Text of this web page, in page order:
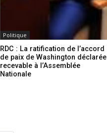
Politique
RDC : La ratification de l’accord
de paix de Washington déclarée
recevable à l’Assemblée
Nationale